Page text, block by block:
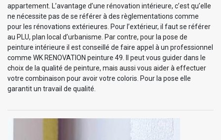
appartement. L’avantage d’une rénovation intérieure, c’est qu’elle
ne nécessite pas de se référer à des règlementations comme
pour les rénovations extérieures. Pour l’extérieur, il faut se référer
au PLU, plan local d’urbanisme. Par contre, pour la pose de
peinture intérieure il est conseillé de faire appel à un professionnel
comme WK RENOVATION peinture 49. Il peut vous guider dans le
choix de la qualité de peinture, mais aussi vous aider à effectuer
votre combinaison pour avoir votre coloris. Pour la pose elle
garantit un travail de qualité.